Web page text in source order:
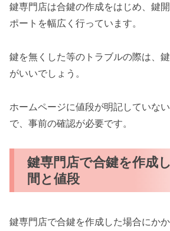
鍵専門店は合鍵の作成をはじめ、鍵
ポートを幅広く行っています。
鍵を無くした等のトラブルの際は、
がいいでしょう。
ホームページに値段が明記していな
で、事前の確認が必要です。
鍵専門店で合鍵を作成
間と値段
鍵専門店で合鍵を作成した場合にか